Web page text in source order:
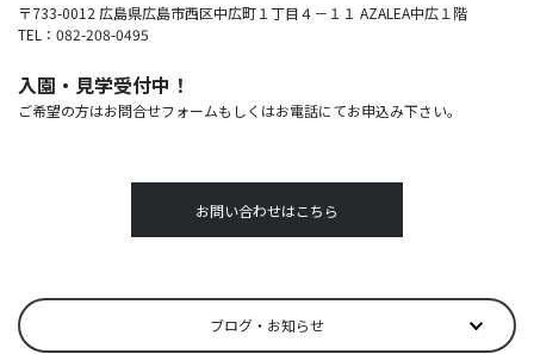
〒733-0012 広島県広島市西区中広町１丁目４－１１ AZALEA中広１階
TEL：082-208-0495
入園・見学受付中！
ご希望の方はお問合せフォームもしくはお電話にてお申込み下さい。
お問い合わせはこちら
ブログ・お知らせ